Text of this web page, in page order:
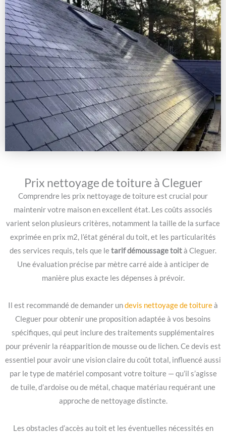
Prix nettoyage de toiture à Cleguer
Comprendre les prix nettoyage de toiture est crucial pour
maintenir votre maison en excellent état. Les coûts associés
varient selon plusieurs critères, notamment la taille de la surface
exprimée en prix m2, l’état général du toit, et les particularités
des services requis, tels que letarif démoussage toità Cleguer.
Une évaluation précise par mètre carré aide à anticiper de
manière plus exacte les dépenses à prévoir.
Il est recommandé de demander undevis nettoyage de toitureà
Cleguer pour obtenir une proposition adaptée à vos besoins
spécifiques, qui peut inclure des traitements supplémentaires
pour prévenir la réapparition de mousse ou de lichen. Ce devis est
essentiel pour avoir une vision claire du coût total, influencé aussi
par le type de matériel composant votre toiture — qu’il s’agisse
de tuile, d’ardoise ou de métal, chaque matériau requérant une
approche de nettoyage distincte.
Les obstacles d’accès au toit et les éventuelles nécessités en